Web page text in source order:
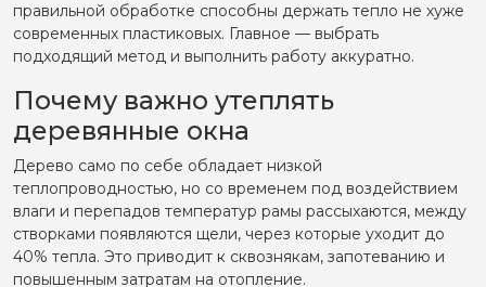
Ремонт алюминиевых окон
Регулировка окон
Замена уплотнителя
Ремонт деревянных окон
Замена стекла в окне
Утепление по шведской технологии
Покраска и восстановление
Модернизация окон
Установка приточной вентиляции
Москитные сетки
Контакты
правильной обработке способны держать тепло не хуже
современных пластиковых. Главное — выбрать
подходящий метод и выполнить работу аккуратно.
Почему важно утеплять
деревянные окна
Дерево само по себе обладает низкой
теплопроводностью, но со временем под воздействием
влаги и перепадов температур рамы рассыхаются, между
створками появляются щели, через которые уходит до
40% тепла. Это приводит к сквознякам, запотеванию и
повышенным затратам на отопление.